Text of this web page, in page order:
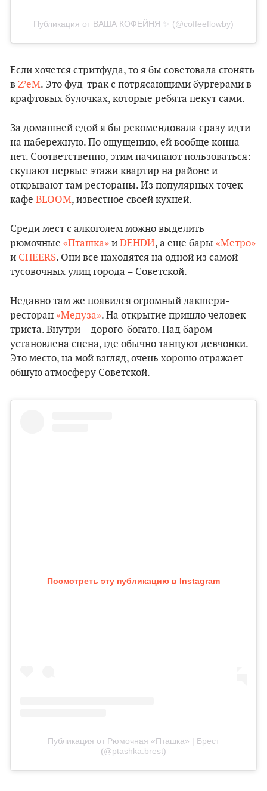
Публикация от ВАША КОФЕЙНЯ ✨ (@coffeeflowby)
Если хочется стритфуда, то я бы советовала сгонять
в Z’eM. Это фуд-трак с потрясающими бургерами в
крафтовых булочках, которые ребята пекут сами.
За домашней едой я бы рекомендовала сразу идти
на набережную. По ощущению, ей вообще конца
нет. Соответственно, этим начинают пользоваться:
скупают первые этажи квартир на районе и
открывают там рестораны. Из популярных точек –
кафе BLOOM, известное своей кухней.
Среди мест с алкоголем можно выделить
рюмочные «Пташка» и DEHDИ, а еще бары «Метро»
и CHEERS. Они все находятся на одной из самой
тусовочных улиц города – Советской.
Недавно там же появился огромный лакшери-
ресторан «Медуза». На открытие пришло человек
триста. Внутри – дорого-богато. Над баром
установлена сцена, где обычно танцуют девчонки.
Это место, на мой взгляд, очень хорошо отражает
общую атмосферу Советской.
Посмотреть эту публикацию в Instagram
Публикация от Рюмочная «Пташка» | Брест
(@ptashka.brest)